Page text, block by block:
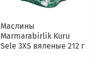
Маслины
Marmarabirlik Kuru
Sele 3XS вяленые 212 г